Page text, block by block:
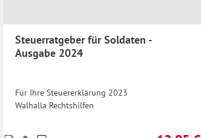
Steuerratgeber für Soldaten -
Ausgabe 2024
Für Ihre Steuererklärung 2023
Walhalla Rechtshilfen